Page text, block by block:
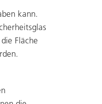
kann.
Fläche